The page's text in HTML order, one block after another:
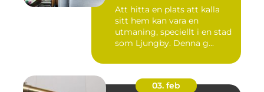
Att hitta en plats att kalla
sitt hem kan vara en
utmaning, speciellt i en stad
som Ljungby. Denna g...
03. feb